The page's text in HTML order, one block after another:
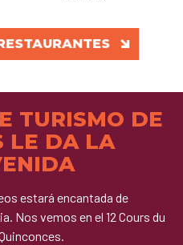
TURISMO DE
LE DA LA
estará encantada de
Nos vemos en el 12 Cours du